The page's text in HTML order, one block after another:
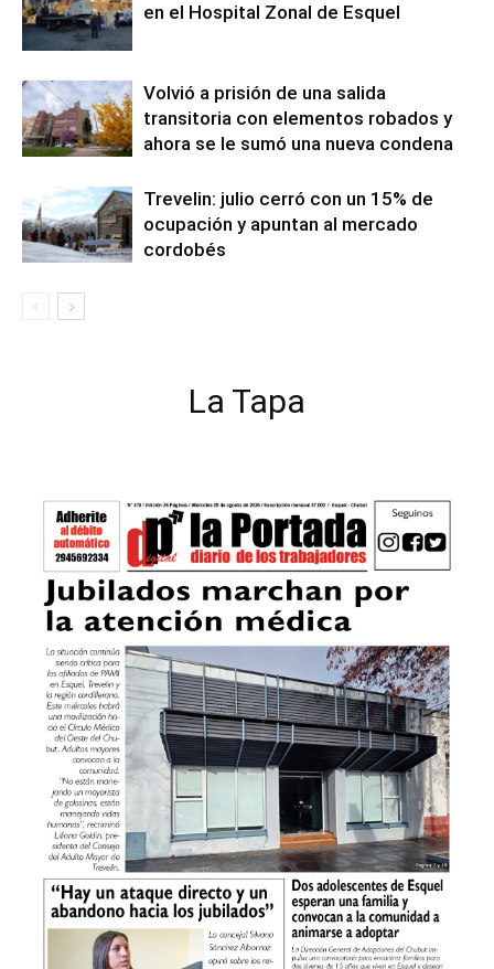
en el Hospital Zonal de Esquel
Volvió a prisión de una salida
transitoria con elementos robados y
ahora se le sumó una nueva condena
Trevelin: julio cerró con un 15% de
ocupación y apuntan al mercado
cordobés
La Tapa